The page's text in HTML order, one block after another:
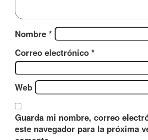
Nombre *
Correo electrónico *
Web
Guarda mi nombre, correo
este navegador para la próxima